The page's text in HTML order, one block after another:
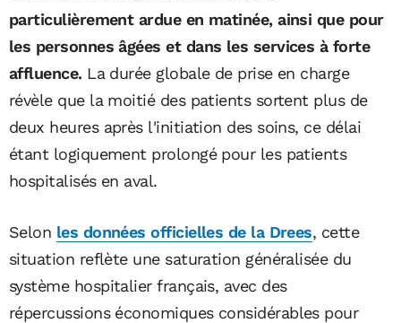
particulièrement ardue en matinée, ainsi que pour
les personnes âgées et dans les services à forte
affluence. La durée globale de prise en charge
révèle que la moitié des patients sortent plus de
deux heures après l'initiation des soins, ce délai
étant logiquement prolongé pour les patients
hospitalisés en aval.
Selon les données officielles de la Drees, cette
situation reflète une saturation généralisée du
système hospitalier français, avec des
répercussions économiques considérables pour